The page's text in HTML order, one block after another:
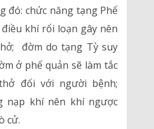
đó: chức năng tạng Phế
khí rối loạn gây nên
đờm do tạng Tỳ suy
ở phế quản sẽ làm tắc
đối với người bệnh;
nạp khí nên khí ngược
cử.